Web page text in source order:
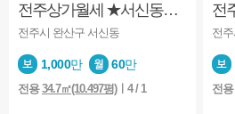
전주상가월세 ★서신동★1층★학교옆★사무실★미용업
전주시 완산구 서신동
1,000만 60만
전용34.7㎡(10.497평)ㅣ4 / 1
전
전